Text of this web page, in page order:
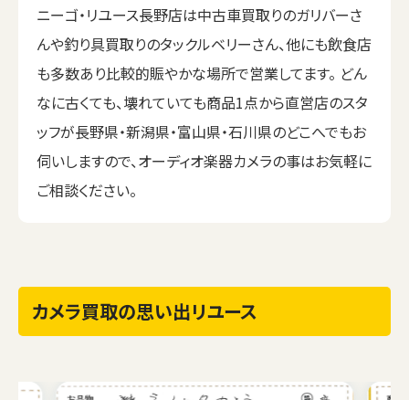
ニーゴ・リユース長野店は中古車買取りのガリバーさ
んや釣り具買取りのタックルベリーさん、他にも飲食店
も多数あり比較的賑やかな場所で営業してます。 どん
なに古くても、壊れていても商品1点から直営店のスタ
ッフが長野県・新潟県・富山県・石川県のどこへでもお
伺いしますので、オーディオ楽器カメラの事はお気軽に
ご相談ください。
カメラ買取の思い出リユース